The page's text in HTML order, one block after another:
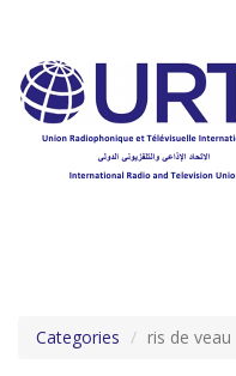
contenu
principal
Categories ris de veau